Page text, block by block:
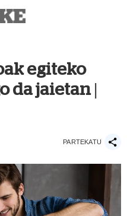
egiteko
da jaietan |
PARTEKATU